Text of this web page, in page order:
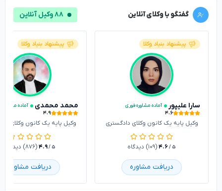
گفتگو با وکلای آنلاین ۸۸ وکیل آنلاین
پیشنهاد بنیاد وکلا
سارا علیپور آماده مشاوره فوری
۴.۶
وکیل پایه یک کانون وکلای دادگستری
۴.۶/ ۵ (۱۰۹) دیدگاه
دریافت مشاوره
پیشنهاد بنیاد وکلا
محمد محمدی آماده مشاوره
۴.۹
وکیل پایه یک کانون وکلای
۴.۹/ ۵ (۸۷۶) دیدگاه
دریافت مشاوره